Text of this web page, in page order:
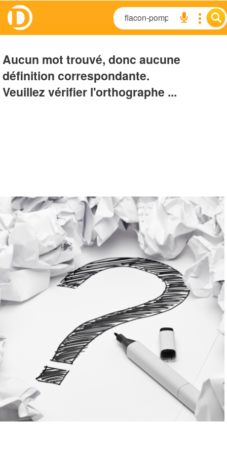
Aucun mot trouvé, donc aucune
définition correspondante.
Veuillez vérifier l'orthographe ...